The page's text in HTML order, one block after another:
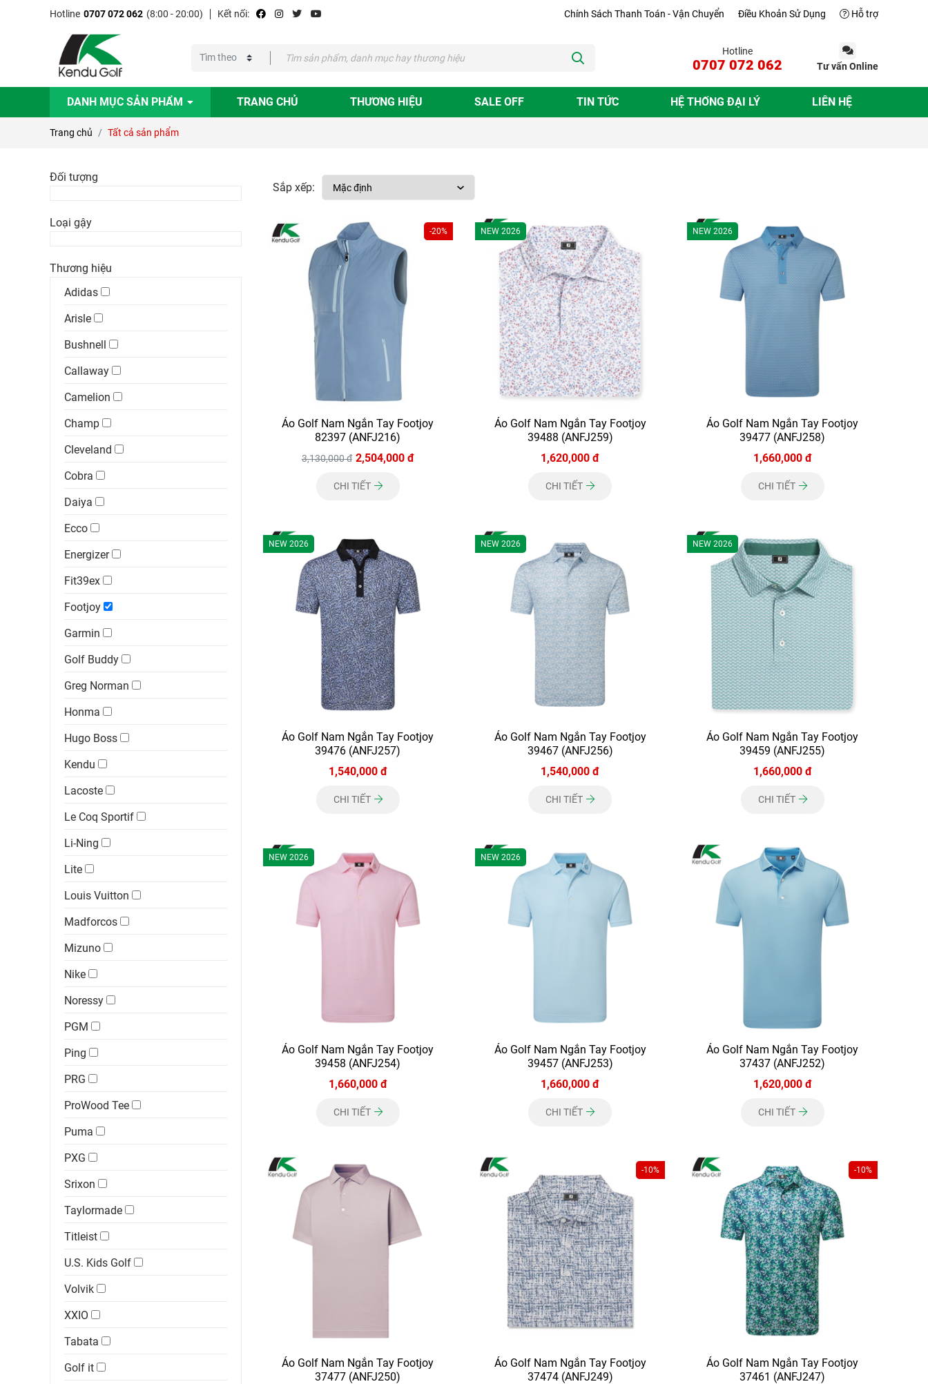
Hotline 0707 072 062 (8:00 - 20:00) Kết nối: Chính Sách Thanh Toán - Vận Chuyển Điều Khoản Sử Dụng Hỗ trợ
Hotline
0707 072 062 Tư vấn Online
DANH MỤC SẢN PHẨM TRANG CHỦ THƯƠNG HIỆU SALE OFF TIN TỨC HỆ THỐNG ĐẠI LÝ LIÊN HỆ
Trang chủ Tất cả sản phẩm
Đối tượng
Loại gậy
Thương hiệu
Adidas
Arisle
Bushnell
Callaway
Camelion
Champ
Cleveland
Cobra
Daiya
Ecco
Energizer
Fit39ex
Footjoy
Garmin
Golf Buddy
Greg Norman
Honma
Hugo Boss
Kendu
Lacoste
Le Coq Sportif
Li-Ning
Lite
Louis Vuitton
Madforcos
Mizuno
Nike
Noressy
PGM
Ping
PRG
ProWood Tee
Puma
PXG
Srixon
Taylormade
Titleist
U.S. Kids Golf
Volvik
XXIO
Tabata
Golf it
Sắp xếp:
-20%
Áo Golf Nam Ngắn Tay Footjoy
82397 (ANFJ216)
3,130,000 đ 2,504,000 đ
CHI TIẾT
NEW 2026
Áo Golf Nam Ngắn Tay Footjoy
39488 (ANFJ259)
1,620,000 đ
CHI TIẾT
NEW 2026
Áo Golf Nam Ngắn Tay Footjoy
39477 (ANFJ258)
1,660,000 đ
CHI TIẾT
NEW 2026
Áo Golf Nam Ngắn Tay Footjoy
39476 (ANFJ257)
1,540,000 đ
CHI TIẾT
NEW 2026
Áo Golf Nam Ngắn Tay Footjoy
39467 (ANFJ256)
1,540,000 đ
CHI TIẾT
NEW 2026
Áo Golf Nam Ngắn Tay Footjoy
39459 (ANFJ255)
1,660,000 đ
CHI TIẾT
NEW 2026
Áo Golf Nam Ngắn Tay Footjoy
39458 (ANFJ254)
1,660,000 đ
CHI TIẾT
NEW 2026
Áo Golf Nam Ngắn Tay Footjoy
39457 (ANFJ253)
1,660,000 đ
CHI TIẾT
Áo Golf Nam Ngắn Tay Footjoy
37437 (ANFJ252)
1,620,000 đ
CHI TIẾT
Áo Golf Nam Ngắn Tay Footjoy
37477 (ANFJ250)
-10%
Áo Golf Nam Ngắn Tay Footjoy
37474 (ANFJ249)
-10%
Áo Golf Nam Ngắn Tay Footjoy
37461 (ANFJ247)